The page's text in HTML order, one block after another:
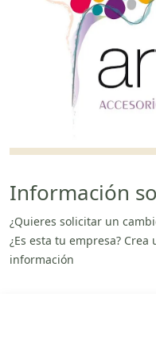
Información
¿Quieres solicitar un
¿Es esta tu empresa?
información